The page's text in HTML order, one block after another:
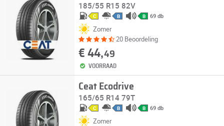
185/55 R15 82V
C B B 69 db
Zomer
20 Beoordeling
€ 44,49
VOORRAAD
Ceat Ecodrive
165/65 R14 79T
C B B 69 db
Zomer